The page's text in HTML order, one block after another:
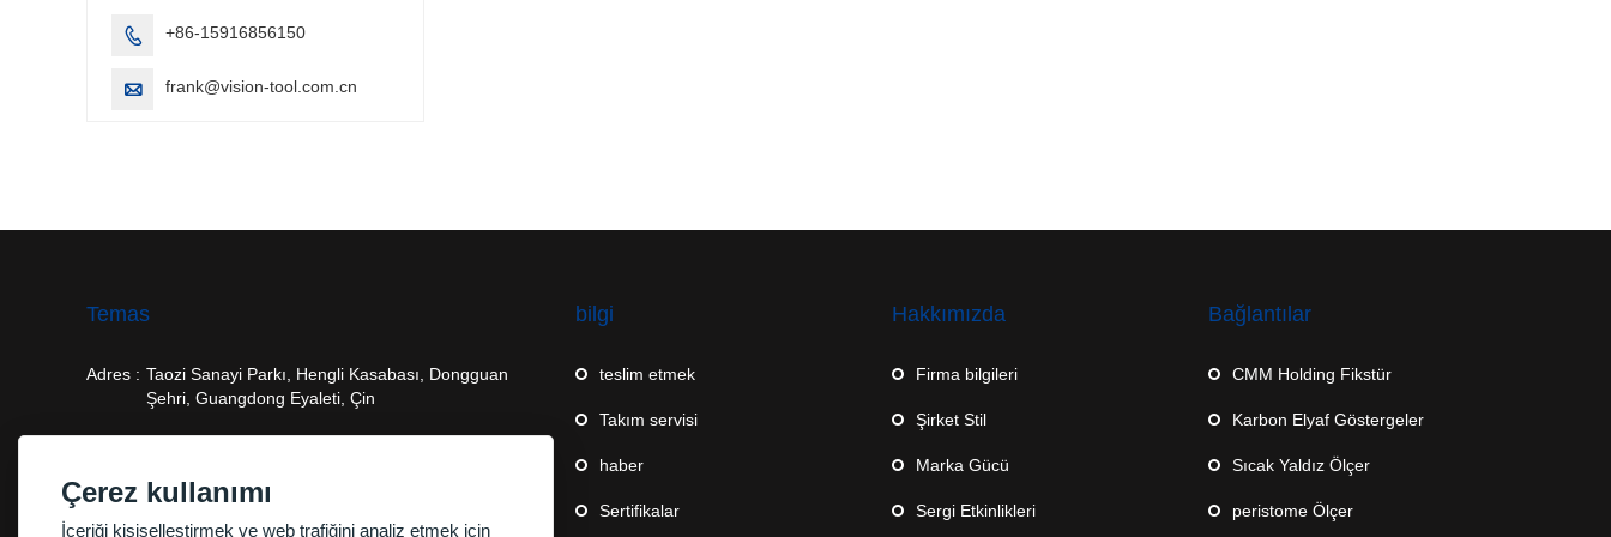
 +86-15916856150
 frank@vision-tool.com.cn
Temas
Adres : Taozi Sanayi Parkı, Hengli Kasabası, Dongguan
Şehri, Guangdong Eyaleti, Çin
E-posta : frank@vision-tool.com.cn
Telefon : +86-15916856150
bilgi
teslim etmek
Takım servisi
haber
Sertifikalar
Hakkımızda
Firma bilgileri
Şirket Stil
Marka Gücü
Sergi Etkinlikleri
Bağlantılar
CMM Holding Fikstür
Karbon Elyaf Göstergeler
Sıcak Yaldız Ölçer
peristome Ölçer
Çerez kullanımı
İçeriği kişiselleştirmek ve web trafiğini analiz etmek için